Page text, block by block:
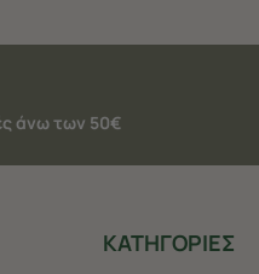
άνω των 50€
ΚΑΤΗΓΟΡΙΕΣ